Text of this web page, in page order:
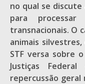
no qual se discute
para
transnacionais. O
animais
STF versa sobre
Justiças
repercussão